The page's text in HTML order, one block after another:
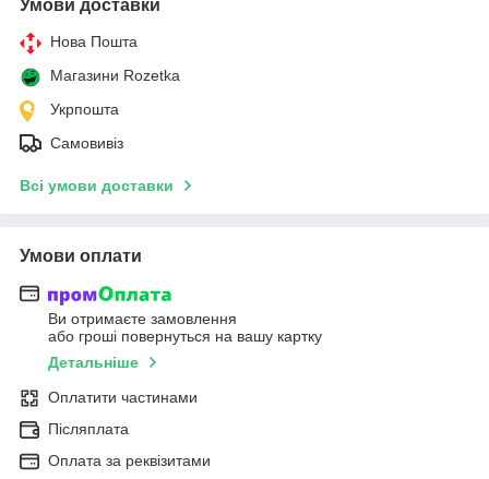
Умови доставки
Нова Пошта
Магазини Rozetka
Укрпошта
Самовивіз
Всі умови доставки
Умови оплати
Ви отримаєте замовлення
або гроші повернуться на вашу картку
Детальніше
Оплатити частинами
Післяплата
Оплата за реквізитами